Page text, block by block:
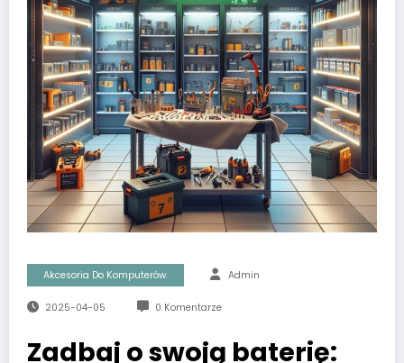
Akcesoria Do Komputerów. Admin
2025-04-05 0 Komentarze
Zadbaj o swoją baterię: